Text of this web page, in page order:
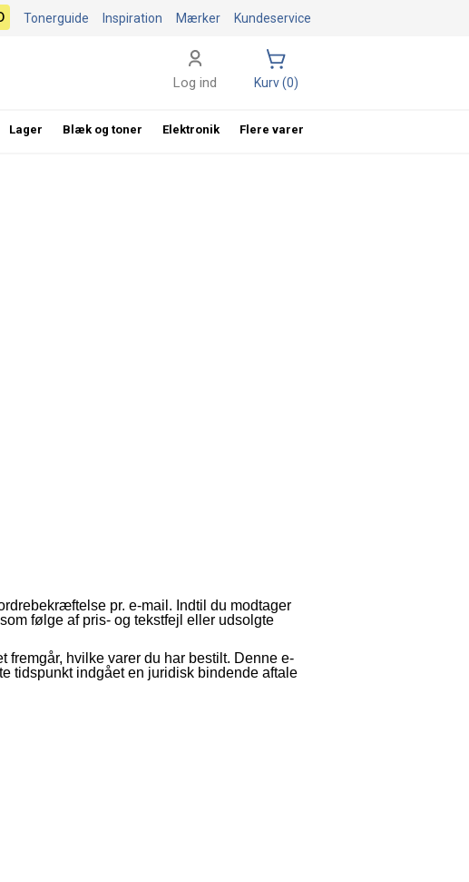
pr. e-mail. Indtil du modtager
følge af pris- og tekstfejl eller udsolgte
fremgår, hvilke varer du har bestilt. Denne e-
tidspunkt indgået en juridisk bindende aftale
Kundeservice
Mærker
Inspiration
Tonerguide
Log ind Kurv (0)
Lager Blæk og toner Elektronik Flere varer